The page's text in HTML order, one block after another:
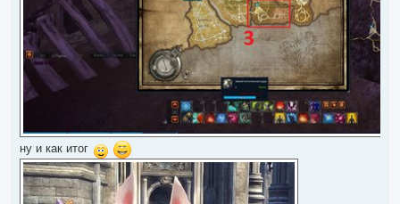
ну и как итог